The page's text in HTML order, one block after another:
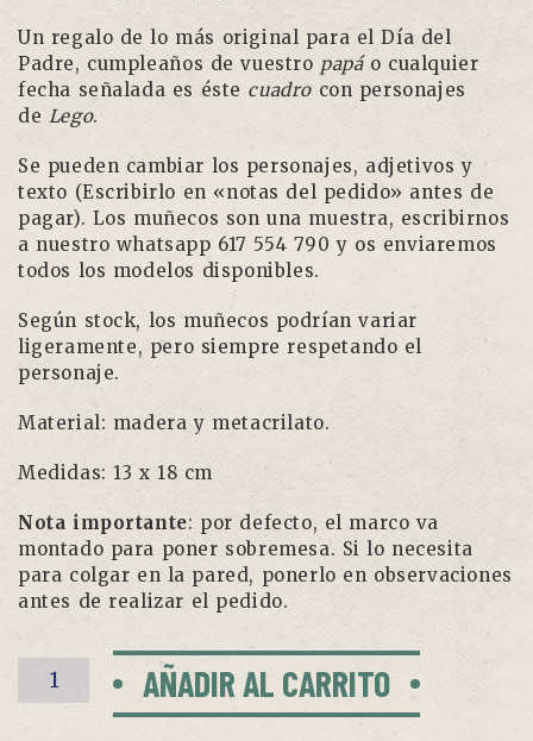
Un regalo de lo más original para el Día del
Padre, cumpleaños de vuestro papáo cualquier
fecha señalada es éste cuadro con personajes
de Lego.
Se pueden cambiar los personajes, adjetivos y
texto (Escribirlo en «notas del pedido» antes de
pagar). Los muñecos son una muestra, escribirnos
a nuestro whatsapp 617 554 790 y os enviaremos
todos los modelos disponibles.
Según stock, los muñecos podrían variar
ligeramente, pero siempre respetando el
personaje.
Material: madera y metacrilato.
Medidas: 13 x 18 cm
Nota importante: por defecto, el marco va
montado para poner sobremesa. Si lo necesita
para colgar en la pared, ponerlo en observaciones
antes de realizar el pedido.
Cuadro
Lego
AÑADIR AL CARRITO